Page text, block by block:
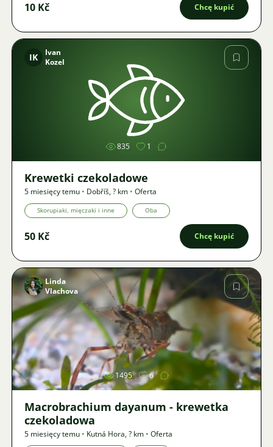
10 Kč Chcę kupić
Zdjęcie
IK
Ivan
Kozel
835 1
Krewetki czekoladowe
5 miesięcy temu • Dobříš,? km • Oferta
Skorupiaki, mięczaki i inne Oba
50 Kč Chcę kupić
Zdjęcie
Linda
Vlachova
1495 6
Macrobrachium dayanum - krewetka
czekoladowa
5 miesięcy temu • Kutná Hora,? km • Oferta